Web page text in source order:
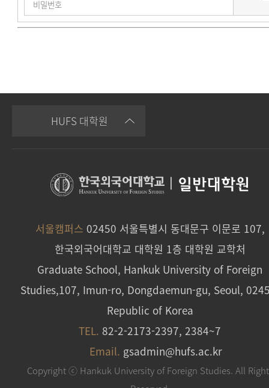
HUFS 대학원
일반대학원
서울캠퍼스 02450 서울특별시 동대문구 이문로 107,
한국외국어대학교 대학원 1층 대학원 교학처
Graduate School, Hankuk University of Foreign
Studies,107, Imun-ro, Dongdaemun-gu, Seoul,
Republic of Korea
TEL. 82-2-2173-2397, 2384~7
Email. gsadmin@hufs.ac.kr
Copyright ⓒ Hankuk University of Foreign Studies. All